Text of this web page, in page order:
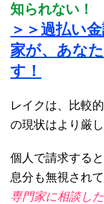
知られない！
＞＞過払い
家が、あな
す！
レイクは、比較
の現状はより厳
個人で請求すると
息分も無視され
専門家に相談し